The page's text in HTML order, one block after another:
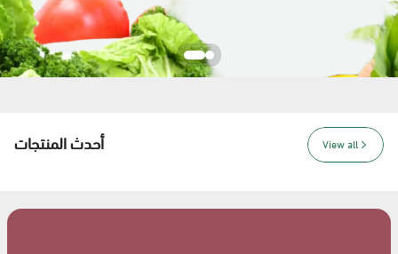
أحدث المنتجات View all
أدوات التنظيف المنزلية